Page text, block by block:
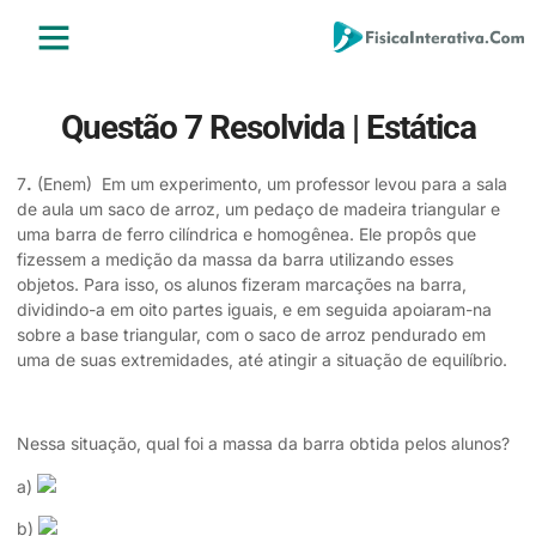
Questão 7 Resolvida | Estática
7. (Enem) Em um experimento, um professor levou para a sala
de aula um saco de arroz, um pedaço de madeira triangular e
uma barra de ferro cilíndrica e homogênea. Ele propôs que
fizessem a medição da massa da barra utilizando esses
objetos. Para isso, os alunos fizeram marcações na barra,
dividindo-a em oito partes iguais, e em seguida apoiaram-na
sobre a base triangular, com o saco de arroz pendurado em
uma de suas extremidades, até atingir a situação de equilíbrio.
Nessa situação, qual foi a massa da barra obtida pelos alunos?
a)
b)